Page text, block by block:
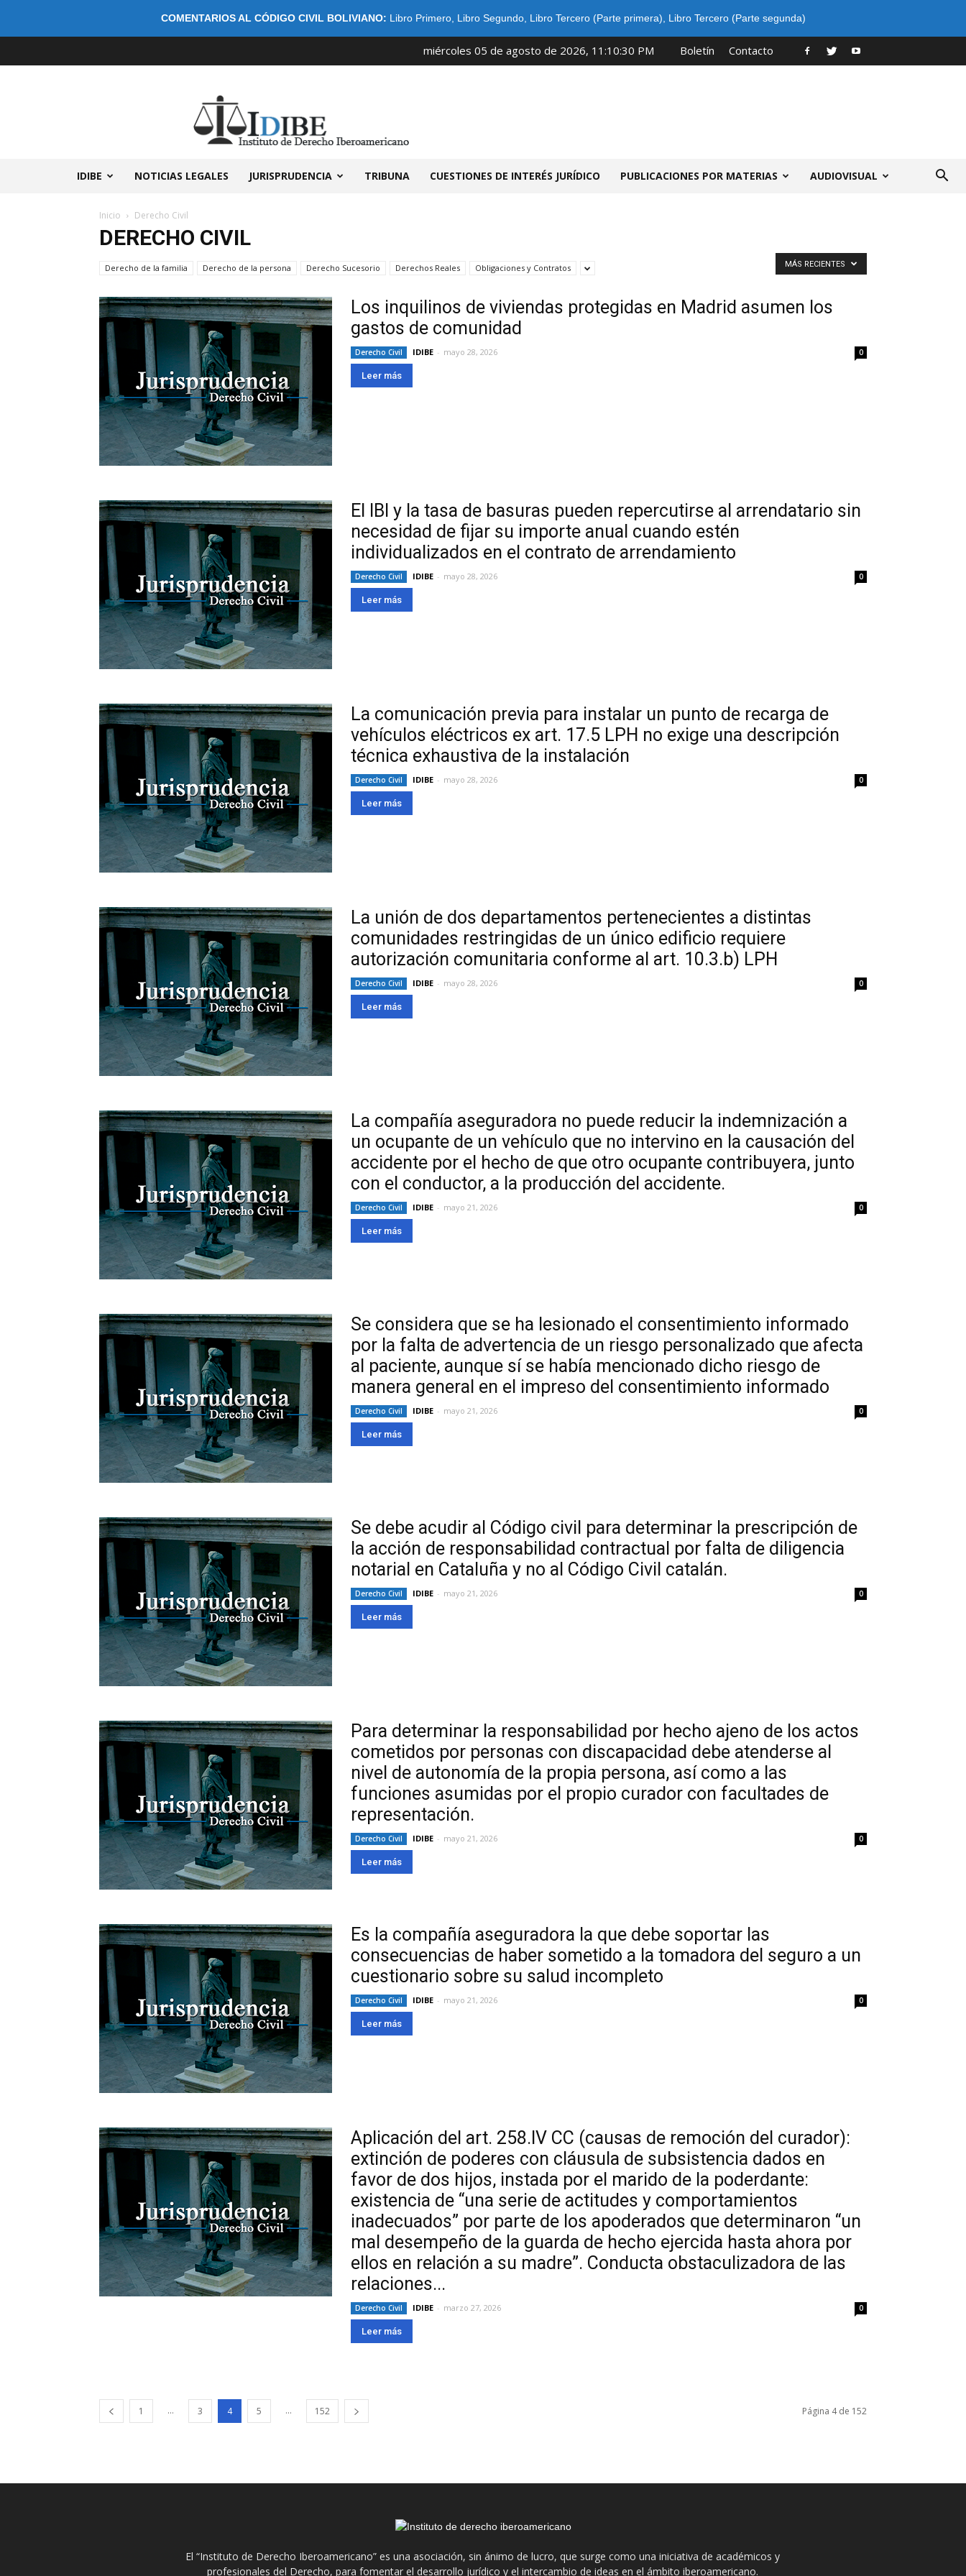
COMENTARIOS AL CÓDIGO CIVIL BOLIVIANO: Libro Primero, Libro Segundo, Libro Tercero (Parte primera) Libro Tercero (Parte segunda)
miércoles 05 de agosto de 2026, 11:10:30 PM Boletín Contacto
IDIBE NOTICIAS LEGALES JURISPRUDENCIA TRIBUNA CUESTIONES DE INTERÉS JURÍDICO PUBLICACIONES POR MATERIAS AUDIOVISUAL
Inicio Derecho Civil
DERECHO CIVIL
Derecho de la familia Derecho de la persona Derecho Sucesorio Derechos Reales Obligaciones y Contratos MÁS RECIENTES
Los inquilinos de viviendas protegidas en Madrid asumen los
gastos de comunidad
Derecho Civil IDIBE - mayo 28, 2026 0
Leer más
El IBI y la tasa de basuras pueden repercutirse al arrendatario sin
necesidad de fijar su importe anual cuando estén
individualizados en el contrato de arrendamiento
Derecho Civil IDIBE - mayo 28, 2026 0
Leer más
La comunicación previa para instalar un punto de recarga de
vehículos eléctricos ex art. 17.5 LPH no exige una descripción
técnica exhaustiva de la instalación
Derecho Civil IDIBE - mayo 28, 2026 0
Leer más
La unión de dos departamentos pertenecientes a distintas
comunidades restringidas de un único edificio requiere
autorización comunitaria conforme al art. 10.3.b) LPH
Derecho Civil IDIBE - mayo 28, 2026 0
Leer más
La compañía aseguradora no puede reducir la indemnización a
un ocupante de un vehículo que no intervino en la causación del
accidente por el hecho de que otro ocupante contribuyera, junto
con el conductor, a la producción del accidente.
Derecho Civil IDIBE - mayo 21, 2026 0
Leer más
Se considera que se ha lesionado el consentimiento informado
por la falta de advertencia de un riesgo personalizado que afecta
al paciente, aunque sí se había mencionado dicho riesgo de
manera general en el impreso del consentimiento informado
Derecho Civil IDIBE - mayo 21, 2026 0
Leer más
Se debe acudir al Código civil para determinar la prescripción de
la acción de responsabilidad contractual por falta de diligencia
notarial en Cataluña y no al Código Civil catalán.
Derecho Civil IDIBE - mayo 21, 2026 0
Leer más
Para determinar la responsabilidad por hecho ajeno de los actos
cometidos por personas con discapacidad debe atenderse al
nivel de autonomía de la propia persona, así como a las
funciones asumidas por el propio curador con facultades de
representación.
Derecho Civil IDIBE - mayo 21, 2026 0
Leer más
Es la compañía aseguradora la que debe soportar las
consecuencias de haber sometido a la tomadora del seguro a un
cuestionario sobre su salud incompleto
Derecho Civil IDIBE - mayo 21, 2026 0
Leer más
Aplicación del art. 258.IV CC (causas de remoción del curador):
extinción de poderes con cláusula de subsistencia dados en
favor de dos hijos, instada por el marido de la poderdante:
existencia de “una serie de actitudes y comportamientos
inadecuados” por parte de los apoderados que determinaron “un
mal desempeño de la guarda de hecho ejercida hasta ahora por
ellos en relación a su madre”. Conducta obstaculizadora de las
relaciones...
Derecho Civil IDIBE - marzo 27, 2026 0
Leer más
1 ... 3 4 5 ... 152 Página 4 de 152
El “Instituto de Derecho Iberoamericano” es una asociación, sin ánimo de lucro, que surge como una iniciativa de académicos y
profesionales del Derecho, para fomentar el desarrollo jurídico y el intercambio de ideas en el ámbito iberoamericano.